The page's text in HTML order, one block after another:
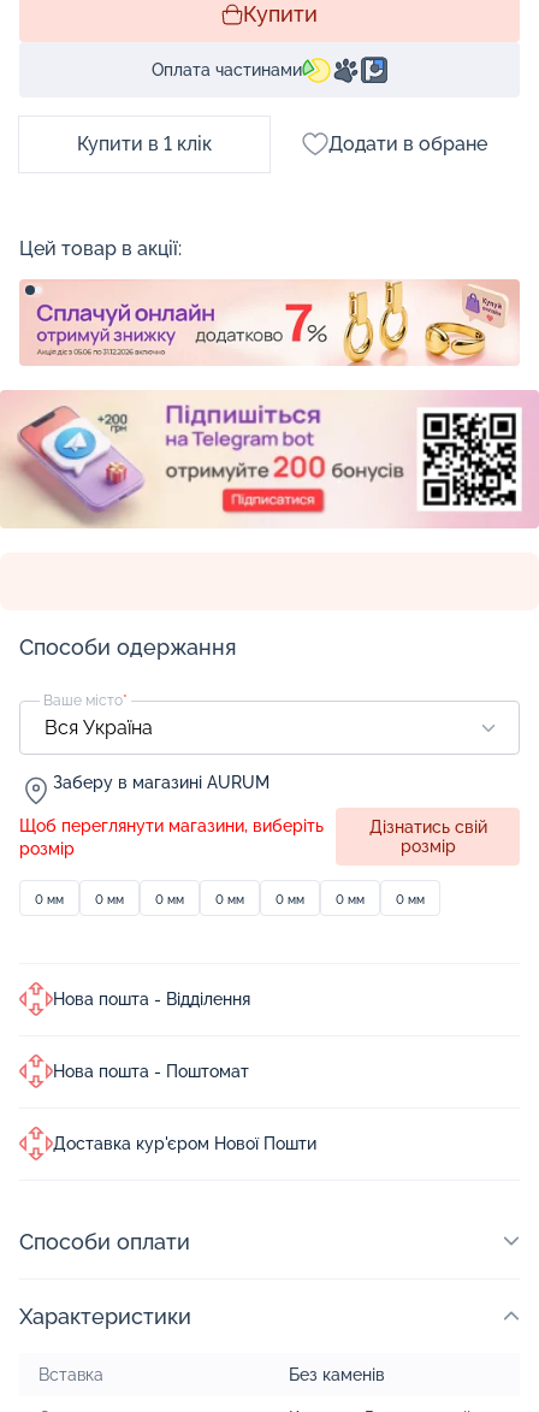
Купити
Оплата частинами
Купити в 1 клік Додати в обране
Цей товар в акції:
Способи одержання
Ваше місто*
Заберу в магазині AURUM
Щоб переглянути магазини, виберіть
розмір
Дізнатись свій
розмір
0 мм 0 мм 0 мм 0 мм 0 мм 0 мм 0 мм
Нова пошта - Відділення
Нова пошта - Поштомат
Доставка кур'єром Нової Пошти
Способи оплати
Характеристики
Вставка Без каменів